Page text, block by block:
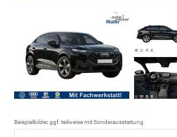
Beispielbilder, ggf. teilweise mit Sonderausstattung